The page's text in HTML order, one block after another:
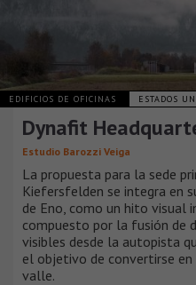
EDIFICIOS DE OFICINAS ESTADOS
Dynafit
Estudio Barozzi Veiga
La propuesta para la sede
Kiefersfelden se integra en
de Eno, como un hito visual
compuesto por la fusión de
visibles desde la autopista
el objetivo de convertirse
valle.